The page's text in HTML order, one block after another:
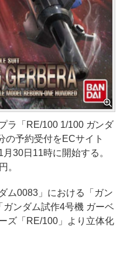
ラ「RE/100 1/100 ガンダ
の予約受付をECサイト
30日11時に開始する。
。
ム0083」における「ガン
ンダム試作4号機 ガーベ
ズ「RE/100」より立体化